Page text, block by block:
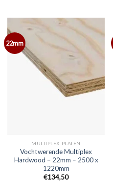
22mm
MULTIPLEX PLATEN
Vochtwerende Multiplex
Hardwood – 22mm – 2500 x
1220mm
€134,50